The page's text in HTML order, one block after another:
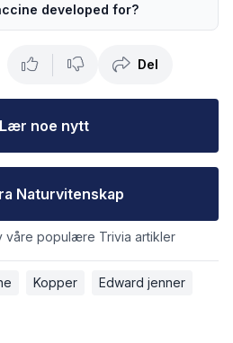
developed for?
Del
Lær noe nytt
Naturvitenskap
våre populære Trivia artikler
Kopper Edward jenner